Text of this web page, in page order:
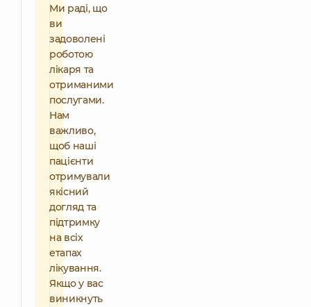
Ми раді, що
ви
задоволені
роботою
лікаря та
отриманими
послугами.
Нам
важливо,
щоб наші
пацієнти
отримували
якісний
догляд та
підтримку
на всіх
етапах
лікування.
Якщо у вас
виникнуть